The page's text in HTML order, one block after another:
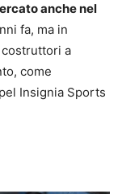
anche nel
fa, ma in
a
come
Insignia Sports